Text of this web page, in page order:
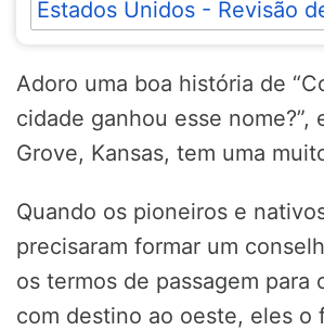
Estados Unidos - Revisão
Adoro uma boa história de
cidade ganhou esse nome?”,
Grove, Kansas, tem uma
Quando os pioneiros e
precisaram formar um
os termos de passagem para
com destino ao oeste, eles o